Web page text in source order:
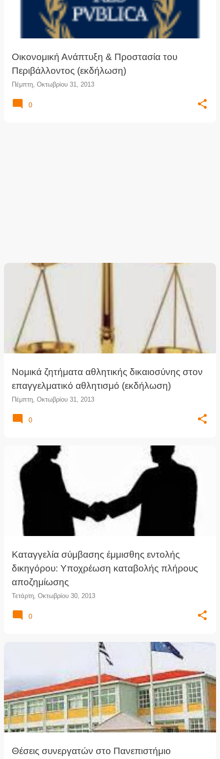
Οικονομική Ανάπτυξη & Προστασία του
Περιβάλλοντος (εκδήλωση)
Πέμπτη, Οκτωβρίου 31, 2013
0
Νομικά ζητήματα αθλητικής δικαιοσύνης στον
επαγγελματικό αθλητισμό (εκδήλωση)
Πέμπτη, Οκτωβρίου 31, 2013
0
Καταγγελία σύμβασης έμμισθης εντολής
δικηγόρου: Υποχρέωση καταβολής πλήρους
αποζημίωσης
Τετάρτη, Οκτωβρίου 30, 2013
0
Θέσεις συνεργατών στο Πανεπιστήμιο